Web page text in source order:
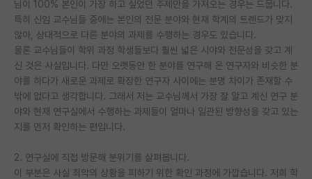
학부 인턴 게시판
취업 게시판
임용 후기 게시판
PI 전용 게시판
인문사회 계열 게시판
반도체/AI 게시판
님이 100% 본인이 가장 하고 싶었던 주제만을 가져오는 경우는 드뭅니다.
특히 신임 교수님들 중에는 본인의 전문 분야와 현재 학계의 트렌드가 맞지
않아, 상대적으로 다른 분야의 과제를 수행하는 경우도 있습니다.
물론 교수님들이 학위 과정 학생들보다 훨씬 넓은 시야와 전문성을 갖고 계
신 것은 사실입니다. 다만 오랫동안 한 분야를 연구해 온 연구자와 비슷한 분
야를 하다가 새로운 과제로 확장한 연구자 사이에는 분명 차이가 존재할 수
밖에 없다고 생각합니다. 그래서 저는 교수님께서 가장 잘 알고 계신 연구 분
야와 현재 연구실에서 수행하는 과제들이 얼마나 일관된 방향성을 갖고 있는
지를 먼저 확인하는 편입니다.
2. 연구실에 직접 방문해 분위기를 살펴봅니다.
이 부분은 사실 최악의 상황을 피하기 위한 확인 과정에 가깝습니다. 저희 학